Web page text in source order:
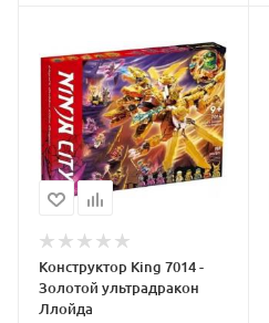
Конструктор King 7014 -
Золотой ультрадракон
Ллойда